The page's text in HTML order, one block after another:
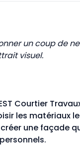
un coup de
visuel.
Courtier
les matériaux
une façade